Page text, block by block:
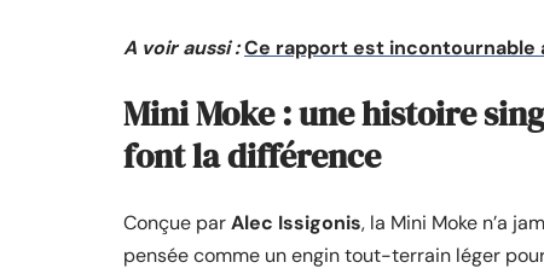
A voir aussi :Ce rapport est incontournable
Mini Moke : une histoire
font la différence
Conçue parAlec Issigonis, la Mini Moke n’a
pensée comme un engin tout-terrain léger